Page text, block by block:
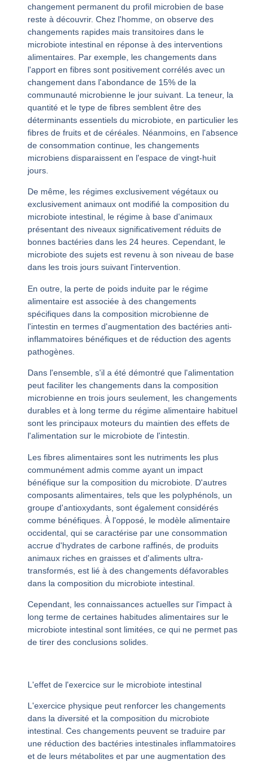
changement permanent du profil microbien de base
reste à découvrir. Chez l'homme, on observe des
changements rapides mais transitoires dans le
microbiote intestinal en réponse à des interventions
alimentaires. Par exemple, les changements dans
l'apport en fibres sont positivement corrélés avec un
changement dans l'abondance de 15% de la
communauté microbienne le jour suivant. La teneur, la
quantité et le type de fibres semblent être des
déterminants essentiels du microbiote, en particulier les
fibres de fruits et de céréales. Néanmoins, en l'absence
de consommation continue, les changements
microbiens disparaissent en l'espace de vingt-huit
jours.
De même, les régimes exclusivement végétaux ou
exclusivement animaux ont modifié la composition du
microbiote intestinal, le régime à base d'animaux
présentant des niveaux significativement réduits de
bonnes bactéries dans les 24 heures. Cependant, le
microbiote des sujets est revenu à son niveau de base
dans les trois jours suivant l'intervention.
En outre, la perte de poids induite par le régime
alimentaire est associée à des changements
spécifiques dans la composition microbienne de
l'intestin en termes d'augmentation des bactéries anti-
inflammatoires bénéfiques et de réduction des agents
pathogènes.
Dans l'ensemble, s'il a été démontré que l'alimentation
peut faciliter les changements dans la composition
microbienne en trois jours seulement, les changements
durables et à long terme du régime alimentaire habituel
sont les principaux moteurs du maintien des effets de
l'alimentation sur le microbiote de l'intestin.
Les fibres alimentaires sont les nutriments les plus
communément admis comme ayant un impact
bénéfique sur la composition du microbiote. D'autres
composants alimentaires, tels que les polyphénols, un
groupe d'antioxydants, sont également considérés
comme bénéfiques. À l'opposé, le modèle alimentaire
occidental, qui se caractérise par une consommation
accrue d'hydrates de carbone raffinés, de produits
animaux riches en graisses et d'aliments ultra-
transformés, est lié à des changements défavorables
dans la composition du microbiote intestinal.
Cependant, les connaissances actuelles sur l'impact à
long terme de certaines habitudes alimentaires sur le
microbiote intestinal sont limitées, ce qui ne permet pas
de tirer des conclusions solides.
L'effet de l'exercice sur le microbiote intestinal
L'exercice physique peut renforcer les changements
dans la diversité et la composition du microbiote
intestinal. Ces changements peuvent se traduire par
une réduction des bactéries intestinales inflammatoires
et de leurs métabolites et par une augmentation des